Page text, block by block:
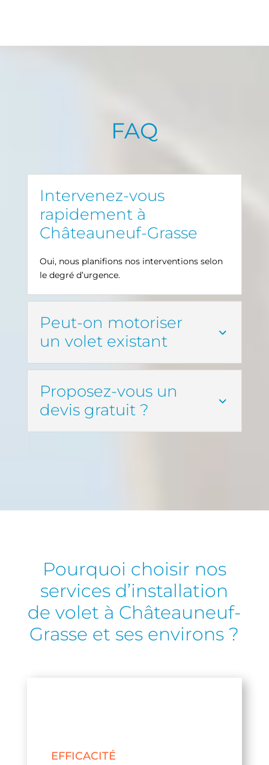
FAQ
Intervenez-vous
rapidement à
Châteauneuf-Grasse
Oui, nous planifions nos interventions selon
le degré d’urgence.
Peut-on motoriser
un volet existant
Proposez-vous un
devis gratuit ?
Pourquoi choisir nos
services d’installation
de volet à Châteauneuf-
Grasse et ses environs ?
EFFICACITÉ